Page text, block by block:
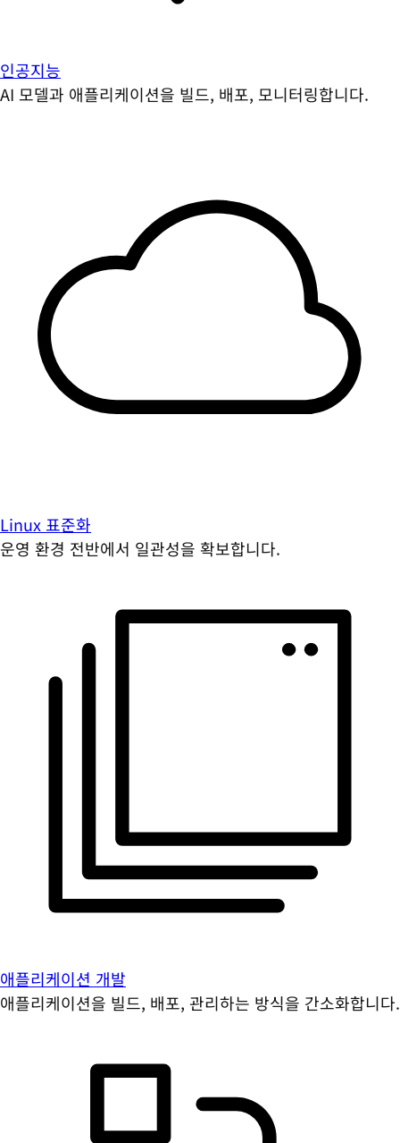
인공지능
AI 모델과 애플리케이션을 빌드, 배포, 모니터링합니다.
Linux 표준화
운영 환경 전반에서 일관성을 확보합니다.
애플리케이션 개발
애플리케이션을 빌드, 배포, 관리하는 방식을 간소화합니다.